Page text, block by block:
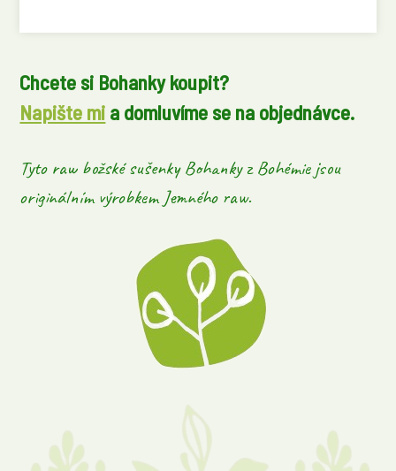
Chcete si Bohanky koupit?
Napište mi a domluvíme se na objednávce.
Tyto raw božské sušenky Bohanky z Bohémie jsou
originálním výrobkem Jemného raw.